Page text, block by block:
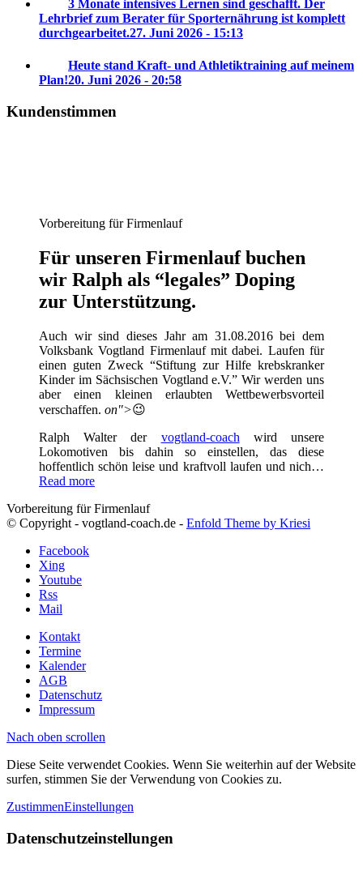
3 Monate intensives Lernen sind geschafft. Der
Lehrbrief zum Berater für Sporternährung ist komplett
durchgearbeitet.27. Juni 2026 - 15:13
Heute stand Kraft- und Athletiktraining auf meinem
Plan!20. Juni 2026 - 20:58
Kundenstimmen
Vorbereitung für Firmenlauf
Für unseren Firmenlauf buchen
wir Ralph als “legales” Doping
zur Unterstützung.
Auch wir sind dieses Jahr am 31.08.2016 bei dem
Volksbank Vogtland Firmenlauf mit dabei. Laufen für
einen guten Zweck “Stiftung zur Hilfe krebskranker
Kinder im Sächsischen Vogtland e.V.” Wir werden uns
aber einen kleinen erlaubten Wettbewerbsvorteil
verschaffen. on">😉
Ralph Walter der vogtland-coach wird unsere
Lokomotiven bis dahin so einstellen, das diese
hoffentlich schön leise und kraftvoll laufen und nich…
Read more
Vorbereitung für Firmenlauf
© Copyright - vogtland-coach.de - Enfold Theme by Kriesi
Facebook
Xing
Youtube
Rss
Mail
Kontakt
Termine
Kalender
AGB
Datenschutz
Impressum
Nach oben scrollen
Diese Seite verwendet Cookies. Wenn Sie weiterhin auf der Website
surfen, stimmen Sie der Verwendung von Cookies zu.
ZustimmenEinstellungen
Datenschutzeinstellungen